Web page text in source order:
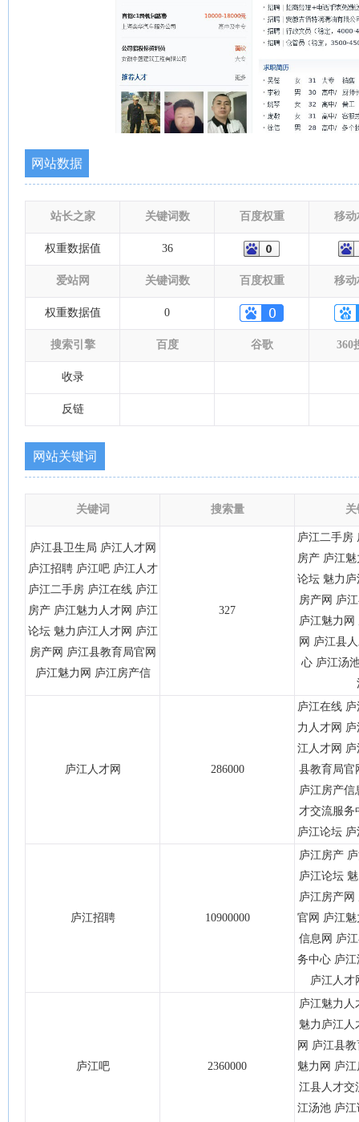
网站数据
站长之家 关键词数 百度权重 移动
权重数据值 36
爱站网 关键词数 百度权重 移动
权重数据值 0
搜索引擎 百度 谷歌 360
收录
反链
网站关键词
关键词 搜索量 关
庐江县卫生局 庐江人才网
庐江招聘 庐江吧 庐江人才
庐江二手房 庐江在线 庐江
房产 庐江魅力人才网 庐江
论坛 魅力庐江人才网 庐江
房产网 庐江县教育局官网
庐江魅力网 庐江房产信
327
庐江二手房
房产 庐江
论坛 魅力
房产网 庐
庐江魅力网
网 庐江县
心 庐江汤
庐江人才网 286000
庐江在线
力人才网
江人才网
县教育局官
庐江房产信
才交流服务
庐江论坛
庐江招聘 10900000
庐江房产
庐江论坛
庐江房产网
官网 庐江
信息网 庐
务中心 庐
庐江人才
庐江吧 2360000
庐江魅力人
魅力庐江人
网 庐江县
魅力网 庐
江县人才交
江汤池 庐